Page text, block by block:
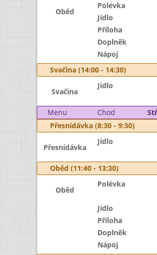
Oběd
Polévka
Jídlo
Příloha
Doplněk
Nápoj
Svačina (14:00 - 14:30)
Svačina
Jídlo
Menu Chod
Přesnídávka (8:30 - 9:30)
Přesnídávka
Jídlo
Oběd (11:40 - 13:30)
Oběd
Polévka
Jídlo
Příloha
Doplněk
Nápoj